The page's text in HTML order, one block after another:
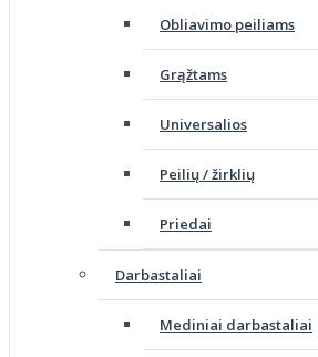
Obliavimo peiliams
Grąžtams
Universalios
Peilių / žirklių
Priedai
Darbastaliai
Mediniai darbastaliai